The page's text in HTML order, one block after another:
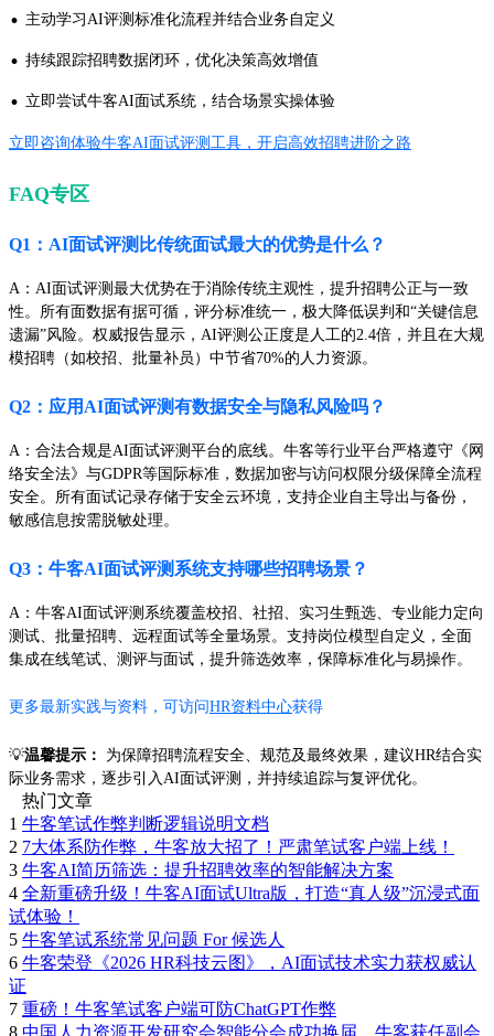
· 主动学习AI评测标准化流程并结合业务自定义
· 持续跟踪招聘数据闭环，优化决策高效增值
· 立即尝试牛客AI面试系统，结合场景实操体验
立即咨询体验牛客AI面试评测工具，开启高效招聘进阶之路
FAQ专区
Q1：AI面试评测比传统面试最大的优势是什么？
A：AI面试评测最大优势在于消除传统主观性，提升招聘公正与一致
性。所有面数据有据可循，评分标准统一，极大降低误判和“关键信息
遗漏”风险。权威报告显示，AI评测公正度是人工的2.4倍，并且在大规
模招聘（如校招、批量补员）中节省70%的人力资源。
Q2：应用AI面试评测有数据安全与隐私风险吗？
A：合法合规是AI面试评测平台的底线。牛客等行业平台严格遵守《网
络安全法》与GDPR等国际标准，数据加密与访问权限分级保障全流程
安全。所有面试记录存储于安全云环境，支持企业自主导出与备份，
敏感信息按需脱敏处理。
Q3：牛客AI面试评测系统支持哪些招聘场景？
A：牛客AI面试评测系统覆盖校招、社招、实习生甄选、专业能力定向
测试、批量招聘、远程面试等全量场景。支持岗位模型自定义，全面
集成在线笔试、测评与面试，提升筛选效率，保障标准化与易操作。
更多最新实践与资料，可访问HR资料中心获得
💡温馨提示：
为保障招聘流程安全、规范及最终效果，建议HR结合实
际业务需求，逐步引入AI面试评测，并持续追踪与复评优化。
热门文章
1 牛客笔试作弊判断逻辑说明文档
2 7大体系防作弊，牛客放大招了！严肃笔试客户端上线！
3 牛客AI简历筛选：提升招聘效率的智能解决方案
4 全新重磅升级！牛客AI面试Ultra版，打造“真人级”沉浸式面
试体验！
5 牛客笔试系统常见问题 For 候选人
6 牛客荣登《2026 HR科技云图》，AI面试技术实力获权威认
证
7 重磅！牛客笔试客户端可防ChatGPT作弊
8 中国人力资源开发研究会智能分会成功换届，牛客获任副会